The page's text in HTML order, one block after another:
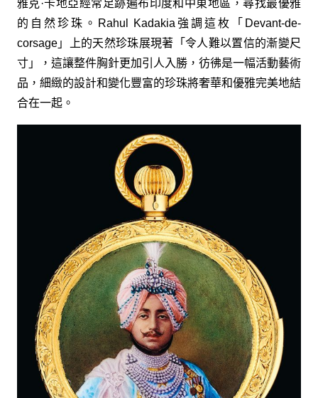
雅克·卡地亞經常足跡遍布印度和中東地區，尋找最優雅
的自然珍珠。Rahul Kadakia強調這枚「Devant-de-
corsage」上的天然珍珠展現著「令人難以置信的漸變尺
寸」，這讓整件胸針更加引人入勝，彷彿是一幅活動藝術
品，細緻的設計和變化豐富的珍珠將奢華和優雅完美地結
合在一起。